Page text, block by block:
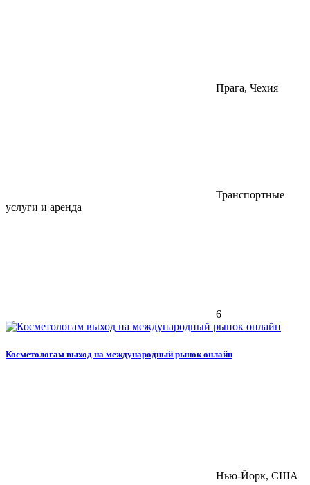
Прага, Чехия
Транспортные
услуги и аренда
6
Косметологам выход на международный рынок онлайн
Нью-Йорк, США